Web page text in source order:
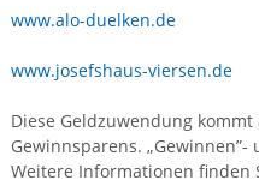
www.alo-duelken.de
www.josefshaus-viersen.de
Diese Geldzuwendung
Gewinnsparens.
Weitere Informationen finden